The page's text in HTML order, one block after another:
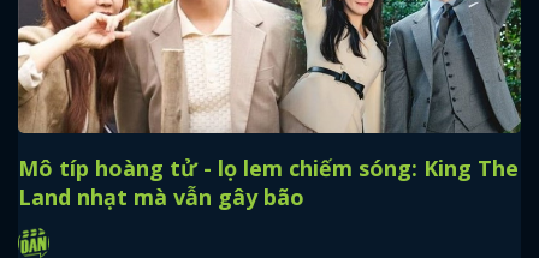
Mô típ hoàng tử - lọ lem chiếm sóng: King The
Land nhạt mà vẫn gây bão